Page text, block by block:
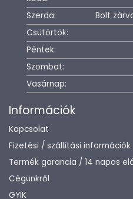
Szerda:
Bolt
Csütörtök:
Péntek:
Szombat:
Vasárnap:
Információk
Kapcsolat
Fizetési / szállítási információk
Termék garancia / 14 napos
Cégünkről
GYIK